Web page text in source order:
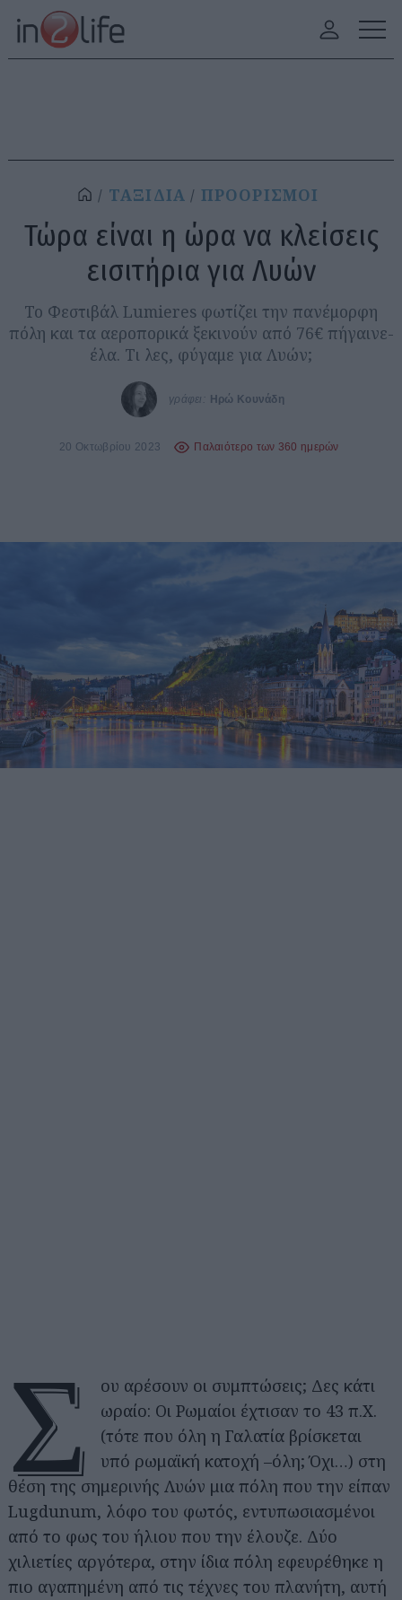
ΤΑΞΙΔΙΑ ΠΡΟΟΡΙΣΜΟΙ
Τώρα είναι η ώρα να κλείσεις
εισιτήρια για Λυών
Το Φεστιβάλ Lumieres φωτίζει την πανέμορφη
πόλη και τα αεροπορικά ξεκινούν από 76€ πήγαινε-
έλα. Τι λες, φύγαμε για Λυών;
γράφει: Ηρώ Κουνάδη
20 Οκτωβρίου 2023 Παλαιότερο των 360 ημερών
Σ
ου αρέσουν οι συμπτώσεις; Δες κάτι
ωραίο: Οι Ρωμαίοι έχτισαν το 43 π.Χ.
(τότε που όλη η Γαλατία βρίσκεται
υπό ρωμαϊκή κατοχή –όλη; Όχι…) στη
θέση της σημερινής Λυών μια πόλη που την είπαν
Lugdunum, λόφο του φωτός, εντυπωσιασμένοι
από το φως του ήλιου που την έλουζε. Δύο
χιλιετίες αργότερα, στην ίδια πόλη εφευρέθηκε η
πιο αγαπημένη από τις τέχνες του πλανήτη, αυτή